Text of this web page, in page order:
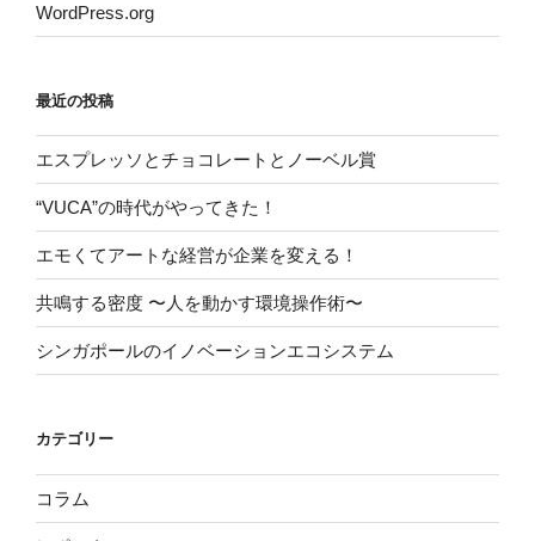
WordPress.org
最近の投稿
エスプレッソとチョコレートとノーベル賞
“VUCA”の時代がやってきた！
エモくてアートな経営が企業を変える！
共鳴する密度 〜人を動かす環境操作術〜
シンガポールのイノベーションエコシステム
カテゴリー
コラム